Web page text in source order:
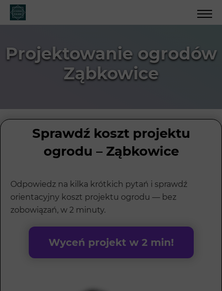
Projektowanie ogrodów
Ząbkowice
Sprawdź koszt projektu
ogrodu – Ząbkowice
Odpowiedz na kilka krótkich pytań i sprawdź
orientacyjny koszt projektu ogrodu — bez
zobowiązań, w 2 minuty.
Wyceń projekt w 2 min!